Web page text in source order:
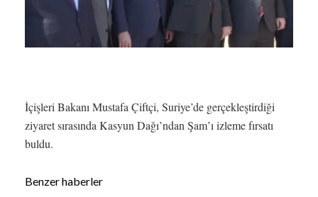
İçişleri Bakanı Mustafa Çiftçi, Suriye’de gerçekleştirdiği
ziyaret sırasında Kasyun Dağı’ndan Şam’ı izleme fırsatı
buldu.
Benzer haberler